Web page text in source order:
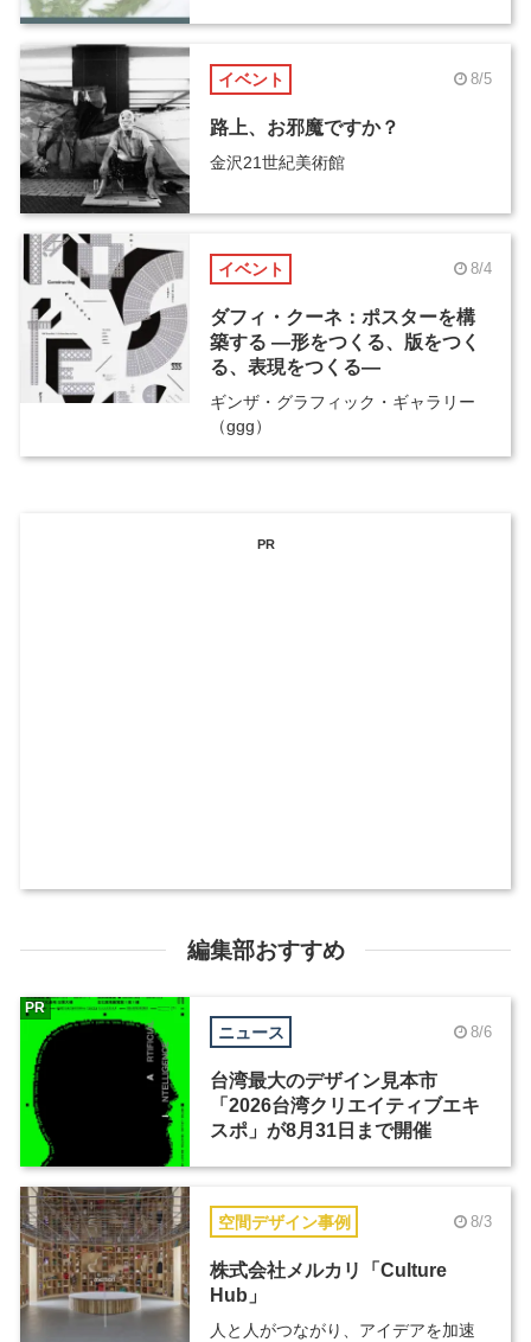
イベント 8/5
路上、お邪魔ですか？
金沢21世紀美術館
イベント 8/4
ダフィ・クーネ：ポスターを構
築する ―形をつくる、版をつく
る、表現をつくる―
ギンザ・グラフィック・ギャラリー
（ggg）
PR
編集部おすすめ
ニュース 8/6
台湾最大のデザイン見本市
「2026台湾クリエイティブエキ
スポ」が8月31日まで開催
PR
空間デザイン事例 8/3
株式会社メルカリ「Culture
Hub」
人と人がつながり、アイデアを加速